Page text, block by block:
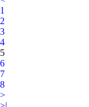
1
2
3
4
5
6
7
8
>